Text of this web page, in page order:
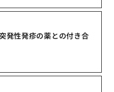
発性発疹の薬との付き合